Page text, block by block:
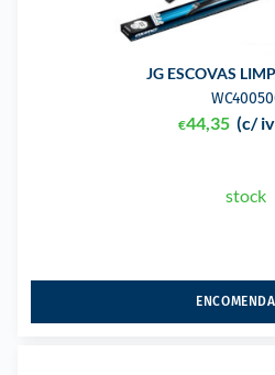
JG ESCOVAS
€44,35 (c/
stock